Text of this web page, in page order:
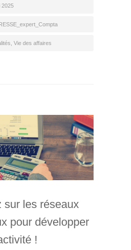
2025
Vie des affaires
sur les réseaux
pour développer
!